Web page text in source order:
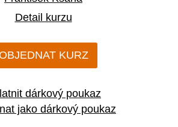
Detail kurzu
KURZ
dárkový poukaz
jako dárkový poukaz